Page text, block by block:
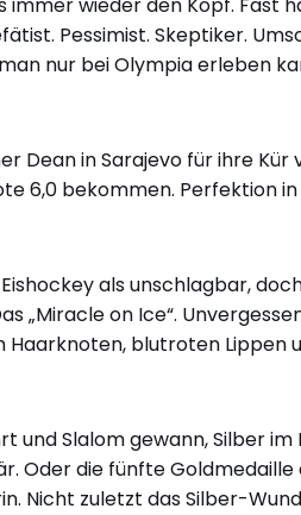
wieder den Kopf. Fast
Pessimist. Skeptiker.
nur bei Olympia erleben
Dean in Sarajevo für ihre Kür
6,0 bekommen. Perfektion
Eishockey als unschlagbar,
„Miracle on Ice“.
blutroten Lippen
und Slalom gewann, Silber im
Oder die fünfte
Nicht zuletzt das Silber-